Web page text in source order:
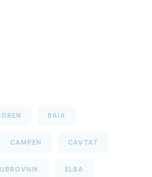
BAIA
CAMPEN CAVTAT
ELBA